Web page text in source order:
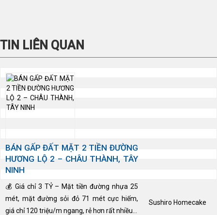
TIN LIÊN QUAN
BÁN GẤP ĐẤT MẶT 2 TIỀN ĐƯỜNG
HƯƠNG LỘ 2 – CHÂU THÀNH, TÂY
NINH
💰 Giá chỉ 3 TỶ – Mặt tiền đường nhựa 25
mét, mặt đường sỏi đỏ 71 mét cực hiếm,
giá chỉ 120 triệu/m ngang, rẻ hơn rất nhiều...
Sushiro Homecake